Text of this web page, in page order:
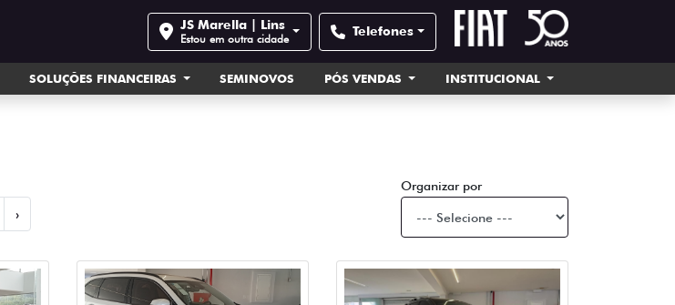
JS Marella | Lins
Estou em outra cidade Telefones
SOLUÇÕES FINANCEIRAS SEMINOVOS PÓS VENDAS INSTITUCIONAL
›
Organizar por